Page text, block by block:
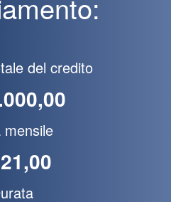
del credito
mensile